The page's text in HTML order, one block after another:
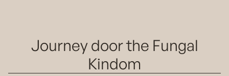
Journey door the Fungal
Kindom